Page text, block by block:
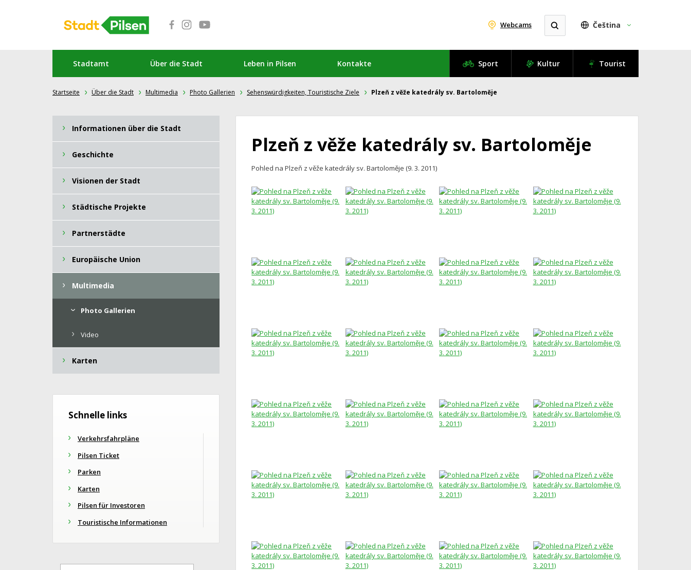
Webcams Čeština
Stadtamt Über die Stadt Leben in Pilsen Kontakte Sport Kultur Tourist
Startseite Über die Stadt Multimedia Photo Gallerien Sehenswürdigkeiten, Touristische Ziele Plzeň z věže katedrály sv. Bartoloměje
Plzeň z věže katedrály sv. Bartoloměje
Pohled na Plzeň z věže katedrály sv. Bartoloměje (9. 3. 2011)
Informationen über die Stadt
Geschichte
Visionen der Stadt
Städtische Projekte
Partnerstädte
Europäische Union
Multimedia
Photo Gallerien
Video
Karten
Schnelle links
Verkehrsfahrpläne
Pilsen Ticket
Parken
Karten
Pilsen für Investoren
Touristische Informationen